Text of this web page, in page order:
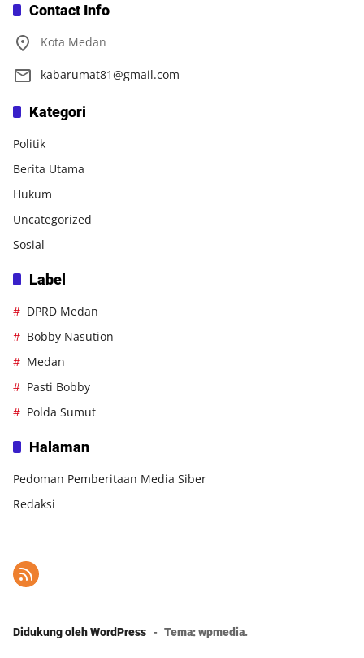
Contact Info
Kota Medan
kabarumat81@gmail.com
Kategori
Politik
Berita Utama
Hukum
Uncategorized
Sosial
Label
DPRD Medan
Bobby Nasution
Medan
Pasti Bobby
Polda Sumut
Halaman
Pedoman Pemberitaan Media Siber
Redaksi
Didukung oleh WordPress - Tema: wpmedia.